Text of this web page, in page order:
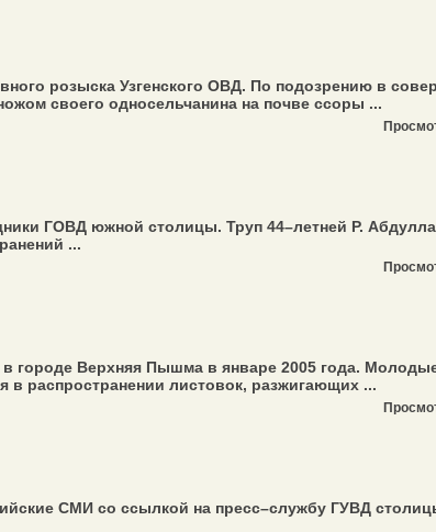
розыска Узгенского ОВД. По подозрению в
своего односельчанина на почве ссоры ...
ГОВД южной столицы. Труп 44–летней Р.
...
городе Верхняя Пышма в январе 2005 года.
распространении листовок, разжигающих ...
СМИ со ссылкой на пресс–службу ГУВД